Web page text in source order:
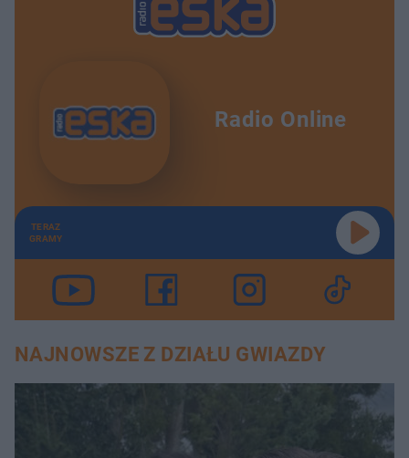
Radio Online
TERAZ
GRAMY
NAJNOWSZE Z DZIAŁU GWIAZDY